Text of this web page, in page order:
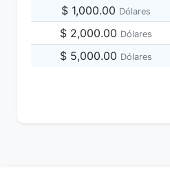
$ 1,000.00 Dólares
$ 2,000.00 Dólares
$ 5,000.00 Dólares